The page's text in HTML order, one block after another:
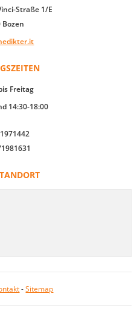
Straße 1/E
Bozen
Freitag
14:30-18:00
-Sitemap